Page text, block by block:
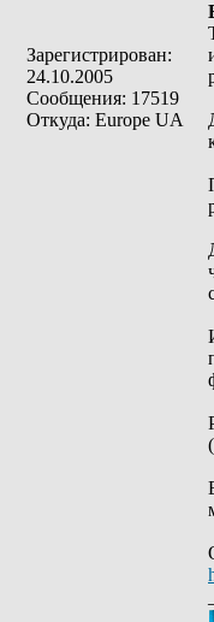
Зарегистрирован:
24.10.2005
Сообщения: 17519
Откуда: Europe UA